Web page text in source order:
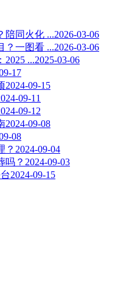
陪同火化 ...2026-03-06
？一图看 ...2026-03-06
2025 ...2025-03-06
17
2024-09-15
09-11
09-12
2024-09-08
08
？ 2024-09-04
吗？ 2024-09-03
2024-09-15